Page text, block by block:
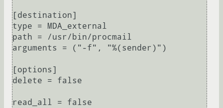
[destination]
type = MDA_external
path = /usr/bin/procmail
arguments = ("-f", "%(sender)")
[options]
delete = false
read_all = false